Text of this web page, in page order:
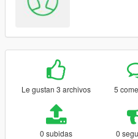
Le gustan 3 archivos 5
0 subidas 0